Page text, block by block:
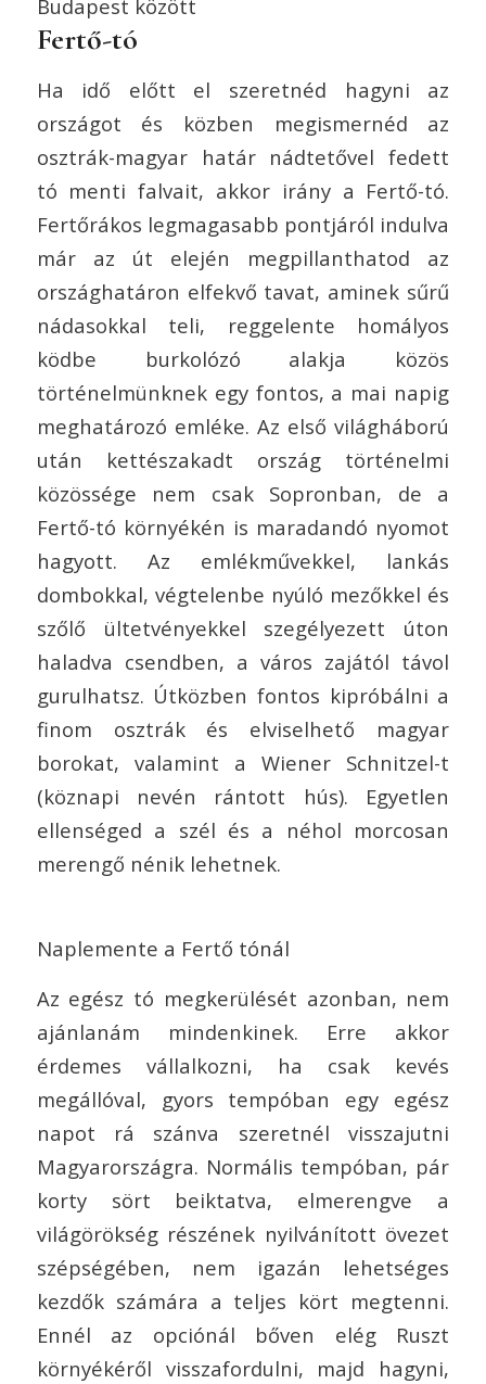
Budapest között
Fertő-tó
Ha idő előtt el szeretnéd hagyni az
országot és közben megismernéd az
osztrák-magyar határ nádtetővel fedett
tó menti falvait, akkor irány a Fertő-tó.
Fertőrákos legmagasabb pontjáról indulva
már az út elején megpillanthatod az
országhatáron elfekvő tavat, aminek sűrű
nádasokkal teli, reggelente homályos
ködbe burkolózó alakja közös
történelmünknek egy fontos, a mai napig
meghatározó emléke. Az első világháború
után kettészakadt ország történelmi
közössége nem csak Sopronban, de a
Fertő-tó környékén is maradandó nyomot
hagyott. Az emlékművekkel, lankás
dombokkal, végtelenbe nyúló mezőkkel és
szőlő ültetvényekkel szegélyezett úton
haladva csendben, a város zajától távol
gurulhatsz. Útközben fontos kipróbálni a
finom osztrák és elviselhető magyar
borokat, valamint a Wiener Schnitzel-t
(köznapi nevén rántott hús). Egyetlen
ellenséged a szél és a néhol morcosan
merengő nénik lehetnek.
Naplemente a Fertő tónál
Az egész tó megkerülését azonban, nem
ajánlanám mindenkinek. Erre akkor
érdemes vállalkozni, ha csak kevés
megállóval, gyors tempóban egy egész
napot rá szánva szeretnél visszajutni
Magyarországra. Normális tempóban, pár
korty sört beiktatva, elmerengve a
világörökség részének nyilvánított övezet
szépségében, nem igazán lehetséges
kezdők számára a teljes kört megtenni.
Ennél az opciónál bőven elég Ruszt
környékéről visszafordulni, majd hagyni,